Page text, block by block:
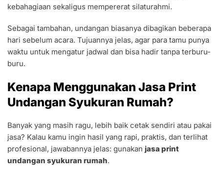
kebahagiaan sekaligus mempererat silaturahmi.
Sebagai tambahan, undangan biasanya dibagikan beberapa
hari sebelum acara. Tujuannya jelas, agar para tamu punya
waktu untuk mengatur jadwal dan bisa hadir tanpa terburu-
buru.
Kenapa Menggunakan Jasa Print
Undangan Syukuran Rumah?
Banyak yang masih ragu, lebih baik cetak sendiri atau pakai
jasa? Kalau kamu ingin hasil yang rapi, praktis, dan terlihat
profesional, jawabannya jelas: gunakan jasa print
undangan syukuran rumah.